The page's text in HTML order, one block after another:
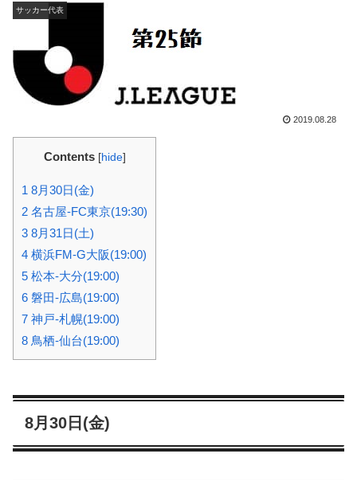
サッカー代表
2019.08.28
Contents [hide]
1 8月30日(金)
2 名古屋-FC東京(19:30)
3 8月31日(土)
4 横浜FM-G大阪(19:00)
5 松本-大分(19:00)
6 磐田-広島(19:00)
7 神戸-札幌(19:00)
8 鳥栖-仙台(19:00)
8月30日(金)